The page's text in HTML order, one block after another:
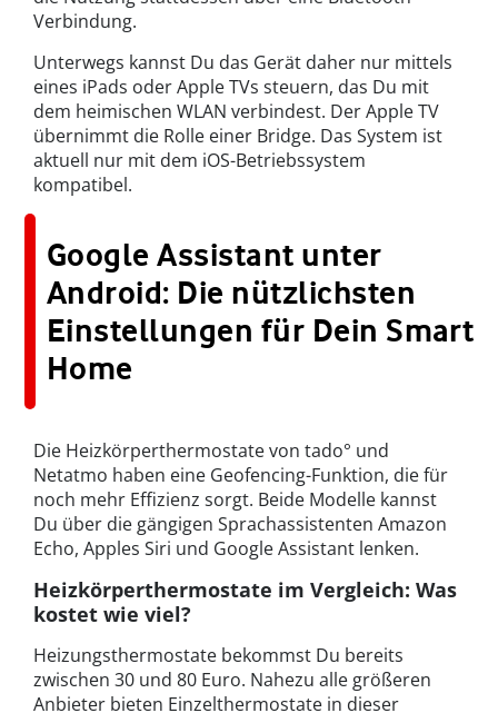
Verbindung.
Unterwegs kannst Du das Gerät daher nur mittels
eines iPads oder Apple TVs steuern, das Du mit
dem heimischen WLAN verbindest. Der Apple TV
übernimmt die Rolle einer Bridge. Das System ist
aktuell nur mit dem iOS-Betriebssystem
kompatibel.
Google Assistant unter
Android: Die nützlichsten
Einstellungen für Dein Smart
Home
Die Heizkörperthermostate von tado° und
Netatmo haben eine Geofencing-Funktion, die für
noch mehr Effizienz sorgt. Beide Modelle kannst
Du über die gängigen Sprachassistenten Amazon
Echo, Apples Siri und Google Assistant lenken.
Heizkörperthermostate im Vergleich: Was
kostet wie viel?
Heizungsthermostate bekommst Du bereits
zwischen 30 und 80 Euro. Nahezu alle größeren
Anbieter bieten Einzelthermostate in dieser